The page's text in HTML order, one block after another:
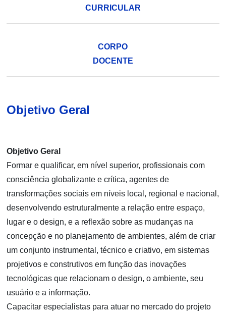
CURRICULAR
CORPO
DOCENTE
Objetivo Geral
Objetivo Geral
Formar e qualificar, em nível superior, profissionais com
consciência globalizante e crítica, agentes de
transformações sociais em níveis local, regional e nacional,
desenvolvendo estruturalmente a relação entre espaço,
lugar e o design, e a reflexão sobre as mudanças na
concepção e no planejamento de ambientes, além de criar
um conjunto instrumental, técnico e criativo, em sistemas
projetivos e construtivos em função das inovações
tecnológicas que relacionam o design, o ambiente, seu
usuário e a informação.
Capacitar especialistas para atuar no mercado do projeto